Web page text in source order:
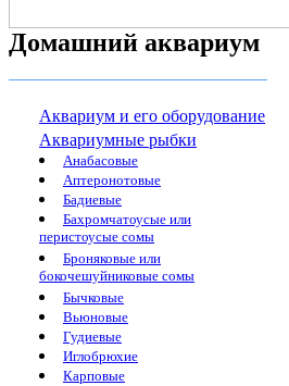
Домашний аквариум
Аквариум и его оборудование
Аквариумные рыбки
Анабасовые
Аптеронотовые
Бадиевые
Бахромчатоусые или
перистоусые сомы
Броняковые или
бокочешуйниковые сомы
Бычковые
Вьюновые
Гудиевые
Иглобрюхие
Карповые